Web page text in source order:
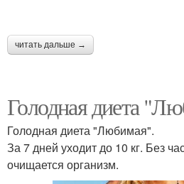
читать дальше →
Голодная диета
Голодная диета "Любимая".
За 7 дней уходит до 10 кг. Без
очищается организм.